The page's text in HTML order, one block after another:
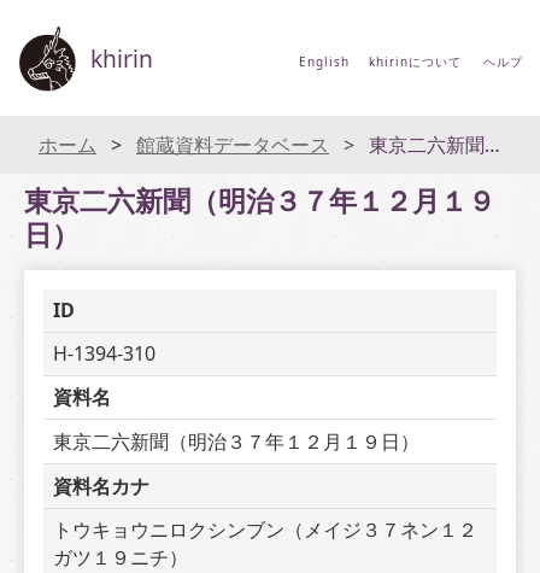
khirin English khirinについて ヘルプ
ホーム 館蔵資料データベース 東京二六新聞（明治３７年１２月１９日）
東京二六新聞（明治３７年１２月１９
日）
ID
H-1394-310
資料名
東京二六新聞（明治３７年１２月１９日）
資料名カナ
トウキョウニロクシンブン（メイジ３７ネン１２
ガツ１９ニチ）